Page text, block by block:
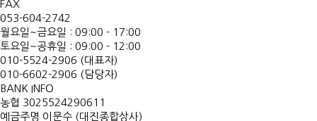
FAX
053-604-2742
월요일~금요일 : 09:00 - 17:00
토요일~공휴일 : 09:00 - 12:00
010-5524-2906 (대표자)
010-6602-2906 (담당자)
BANK INFO
농협 3025524290611
예금주명 이문수 (대진종합상사)